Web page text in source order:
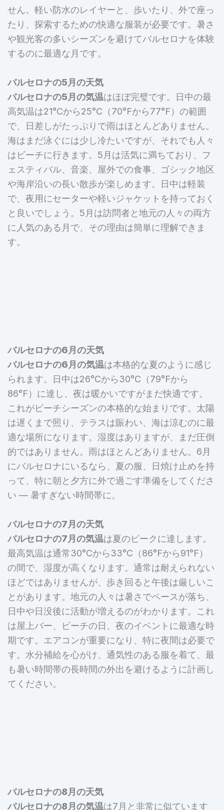
せん。軽い防水のレイヤーと、歩いたり、外で座っ
たり、探索するための快適な服装が必要です。暑さ
や観光客の多いシーズンを避けてバルセロナを体験
するのに最適な月です。
バルセロナの5月の天気
バルセロナの5月の気温はほぼ完璧です。日中の最
高気温は21°Cから25°C（70°Fから77°F）の範囲
で、日差しがたっぷりで雨はほとんどありません。
海はまだ泳ぐには少し冷たいですが、それでも人々
はビーチに行きます。5月は活気に満ちており、フ
ェスティバル、音楽、屋外での食事、ゴシック地区
や海岸沿いの長い散歩が楽しめます。日中は軽装
で、夜用にセーターや軽いジャケットを持っておく
と良いでしょう。5月は訪問者と地元の人々の両方
に人気のある月で、その理由は簡単に理解できま
す。
バルセロナの6月の天気
バルセロナの6月の気温は本格的な夏のように感じ
られます。日中は26°Cから30°C（79°Fから
86°F）に達し、夜は暖かいですがまだ快適です。
これがビーチシーズンの本格的な始まりです。太陽
は遅くまで照り、テラスは賑わい、海は涼むのに最
適な場所になります。湿度はありますが、まだ圧倒
的ではありません。雨はほとんどありません。6月
にバルセロナにいるなら、夏の服、日焼け止めを持
って、特に朝と夕方に外で過ごす準備をしてくださ
い — 暑すぎない時間帯に。
バルセロナの7月の天気
バルセロナの7月の気温は夏のピークに達します。
最高気温は通常30°Cから33°C（86°Fから91°F）
の間で、湿度が高くなります。通常は耐えられない
ほどではありませんが、歩き回ると午後は厳しいこ
とがあります。地元の人々は暑さでペースが落ち、
日中や日没後に活動が増えるのがわかります。これ
は屋上バー、ビーチの日、夜のイベントに最適な時
期です。エアコンが重要になり、特に夜間は必要で
す。水分補給を心がけ、通気性のある服を着て、最
も暑い時間帯の長時間の外出を避けるように計画し
てください。
バルセロナの8月の天気
バルセロナの8月の気温は7月と非常に似ています